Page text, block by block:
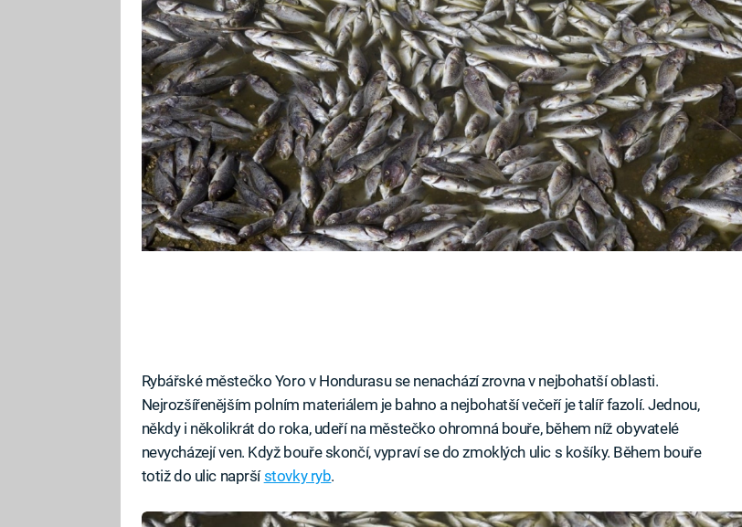
zvláštním způsobem přinášejí zdroj obživy.
Rybářské městečko Yoro v Hondurasu se nenachází zrovna v nejbohatší oblasti.
Nejrozšířenějším polním materiálem je bahno a nejbohatší večeří je talíř fazolí. Jednou,
někdy i několikrát do roka, udeří na městečko ohromná bouře, během níž obyvatelé
nevycházejí ven. Když bouře skončí, vypraví se do zmoklých ulic s košíky. Během bouře
totiž do ulic napršístovky ryb.